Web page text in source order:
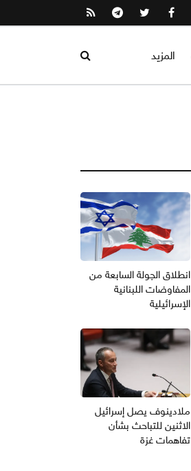
المزيد
انطلاق الجولة السابعة من
المفاوضات اللبنانية
الإسرائيلية
ملادينوف يصل إسرائيل
الاثنين للتباحث بشأن
تفاهمات غزة